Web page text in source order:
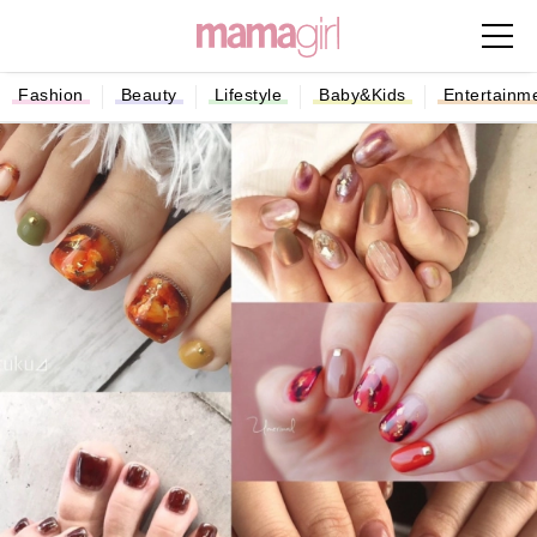
Fashion Beauty Lifestyle Baby&Kids